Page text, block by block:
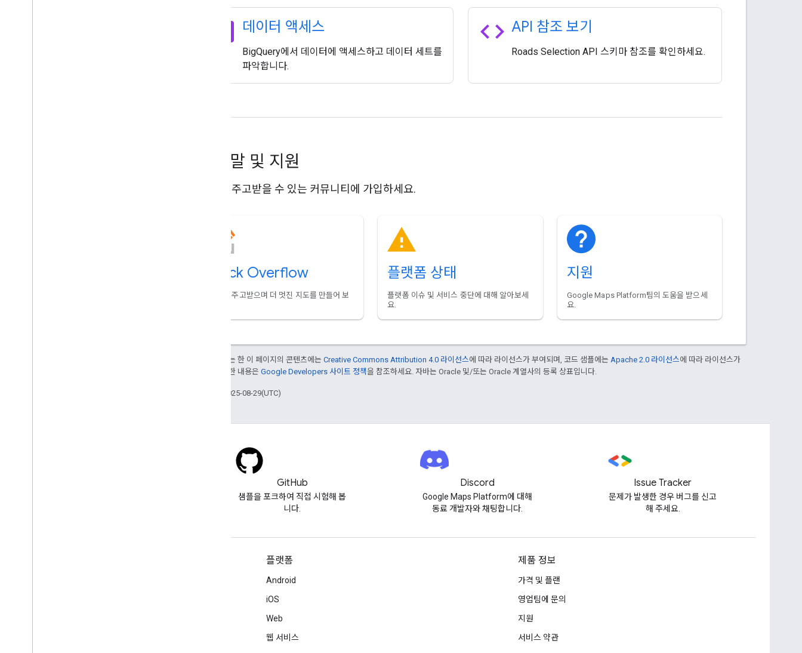
dataset 데이터 액세스
BigQuery에서 데이터에 액세스하고 데이터 세트를
파악합니다.
code API 참조 보기
Roads Selection API 스키마 참조를 확인하세요.
도움말 및 지원
도움을 주고받을 수 있는 커뮤니티에 가입하세요.
Stack Overflow
도움을 주고받으며 더 멋진 지도를 만들어 보
플랫폼 상태
플랫폼 이슈 및 서비스 중단에 대해 알아보세
요.
지원
Google Maps Platform팀의 도움을 받으세
요.
달리 명시되지 않는 한 이 페이지의 콘텐츠에는 Creative Commons Attribution 4.0 라이선스에 따라 라이선스가 부여되며, 코드 샘플에는 Apache 2.0 라이선스에 따라 라이선스가
부여됩니다. 자세한 내용은 Google Developers 사이트 정책을 참조하세요. 자바는 Oracle 및/또는 Oracle 계열사의 등록 상표입니다.
최종 업데이트: 2025-08-29(UTC)
GitHub
샘플을 포크하여 직접 시험해 봅
니다.
Discord
Google Maps Platform에 대해
동료 개발자와 채팅합니다.
Issue Tracker
문제가 발생한 경우 버그를 신고
해 주세요.
플랫폼
Android
iOS
Web
웹 서비스
제품 정보
가격 및 플랜
영업팀에 문의
지원
서비스 약관